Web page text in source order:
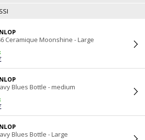
Ceramique Moonshine - Large
Blues Bottle - medium
Blues Bottle - Large